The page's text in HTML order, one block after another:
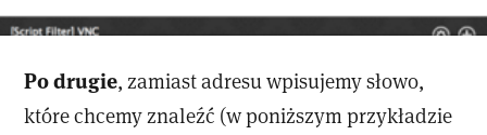
Po drugie, zamiast adresu wpisujemy słowo,
które chcemy znaleźć (w poniższym przykładzie